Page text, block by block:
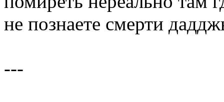
не познаете смерти
---